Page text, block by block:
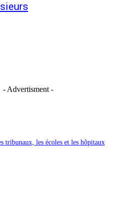
- Advertisment -
tribunaux, les écoles et les hôpitaux